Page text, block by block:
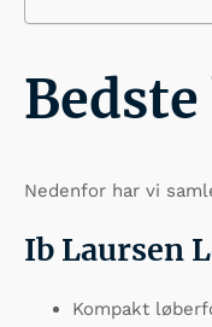
Nedenfor har vi
Ib Laursen
Kompakt